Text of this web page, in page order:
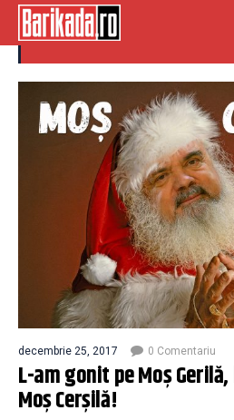
arginti
decembrie 25, 2017 0 Comentariu
L-am gonit pe Moș
Moș Cerșilă!